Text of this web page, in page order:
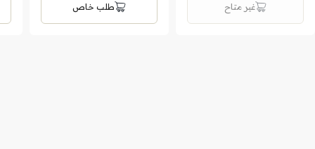
غير متاح طلب خاص